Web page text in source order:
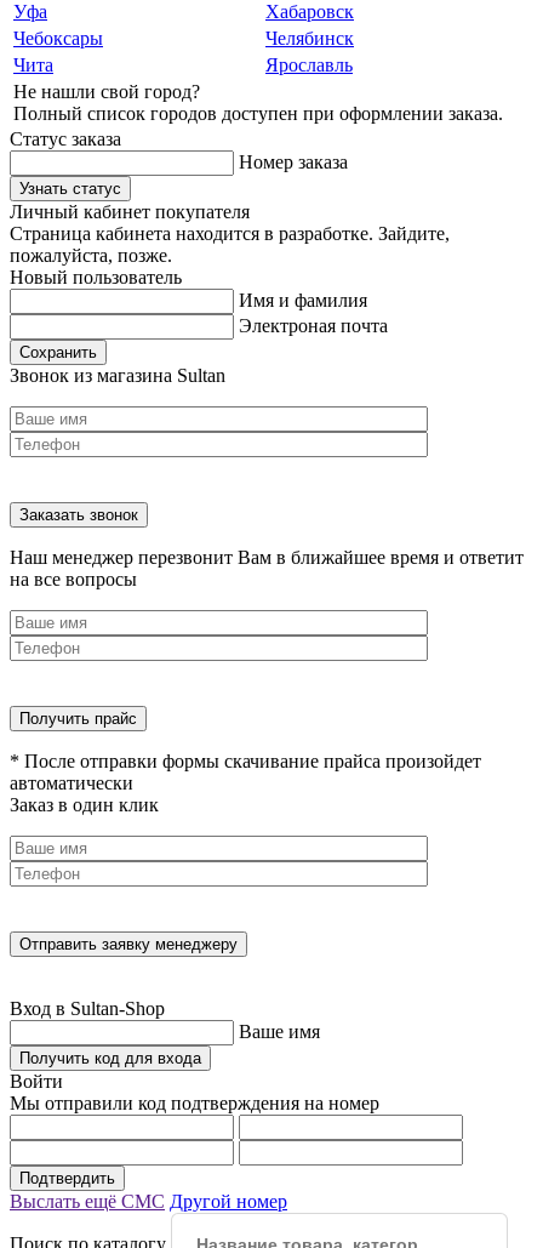
Уфа
Хабаровск
Чебоксары
Челябинск
Чита
Ярославль
Не нашли свой город?
Полный список городов доступен при оформлении заказа.
Статус заказа
Номер заказа
Узнать статус
Личный кабинет покупателя
Страница кабинета находится в разработке. Зайдите,
пожалуйста, позже.
Новый пользователь
Имя и фамилия
Электроная почта
Сохранить
Звонок из магазина Sultan
Наш менеджер перезвонит Вам в ближайшее время и ответит
на все вопросы
* После отправки формы скачивание прайса произойдет
автоматически
Заказ в один клик
Вход в Sultan-Shop
Ваше имя
Получить код для входа
Войти
Мы отправили код подтверждения на номер
Подтвердить
Выслать ещё СМС Другой номер